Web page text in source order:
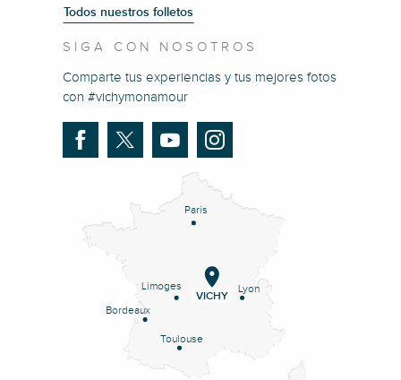
Todos nuestros folletos
SIGA CON NOSOTROS
Comparte tus experiencias y tus mejores fotos
con #vichymonamour
Paris
Lyon
Limoges
Bordeaux
Toulouse
VICHY